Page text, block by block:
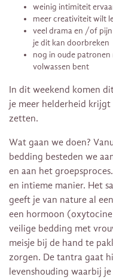
weinig intimiteit
meer creativiteit wilt
veel drama en /of
je dit kan doorbreken
nog in oude patronen
volwassen bent
In dit weekend komen
je meer helderheid
zetten.
Wat gaan we doen?
bedding besteden we
en aan het
en intieme manier. Het
geeft je van nature al
een hormoon
veilige bedding met
meisje bij de hand te
zorgen. De tantra gaat
levenshouding waarbij